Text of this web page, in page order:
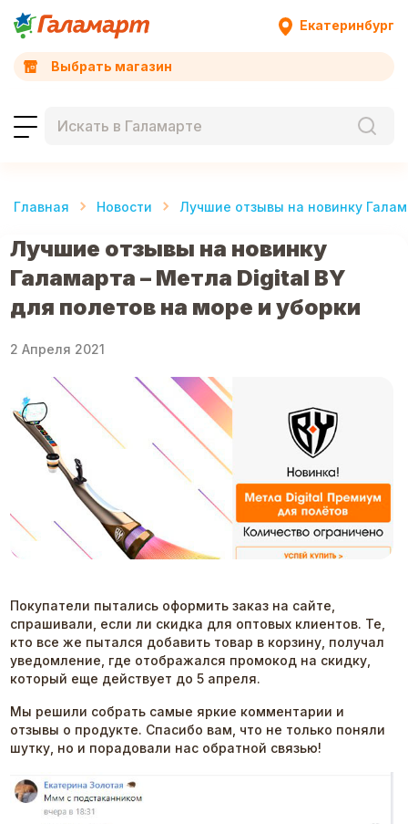
Екатеринбург
Выбрать магазин
Главная Новости Лучшие отзывы на новинку
Лучшие отзывы на новинку
Галамарта – Метла Digital BY
для полетов на море и уборки
2 Апреля 2021
Покупатели пытались оформить заказ на сайте,
спрашивали, если ли скидка для оптовых клиентов. Те,
кто все же пытался добавить товар в корзину, получал
уведомление, где отображался промокод на скидку,
который еще действует до 5 апреля.
Мы решили собрать самые яркие комментарии и
отзывы о продукте. Спасибо вам, что не только поняли
шутку, но и порадовали нас обратной связью!